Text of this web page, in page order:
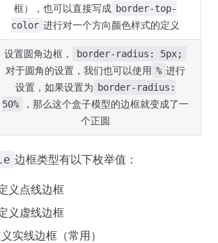
框），也可以直接写成 border-top-
color 进行对一个方向颜色样式的定义
设置圆角边框， border-radius: 5px;
对于圆角的设置，我们也可以使用 % 进行
设置，如果设置为 border-radius:
50%
，那么这个盒子模型的边框就变成了一
个正圆
边框类型有以下枚举值：
义点线边框
义虚线边框
实线边框（常用）